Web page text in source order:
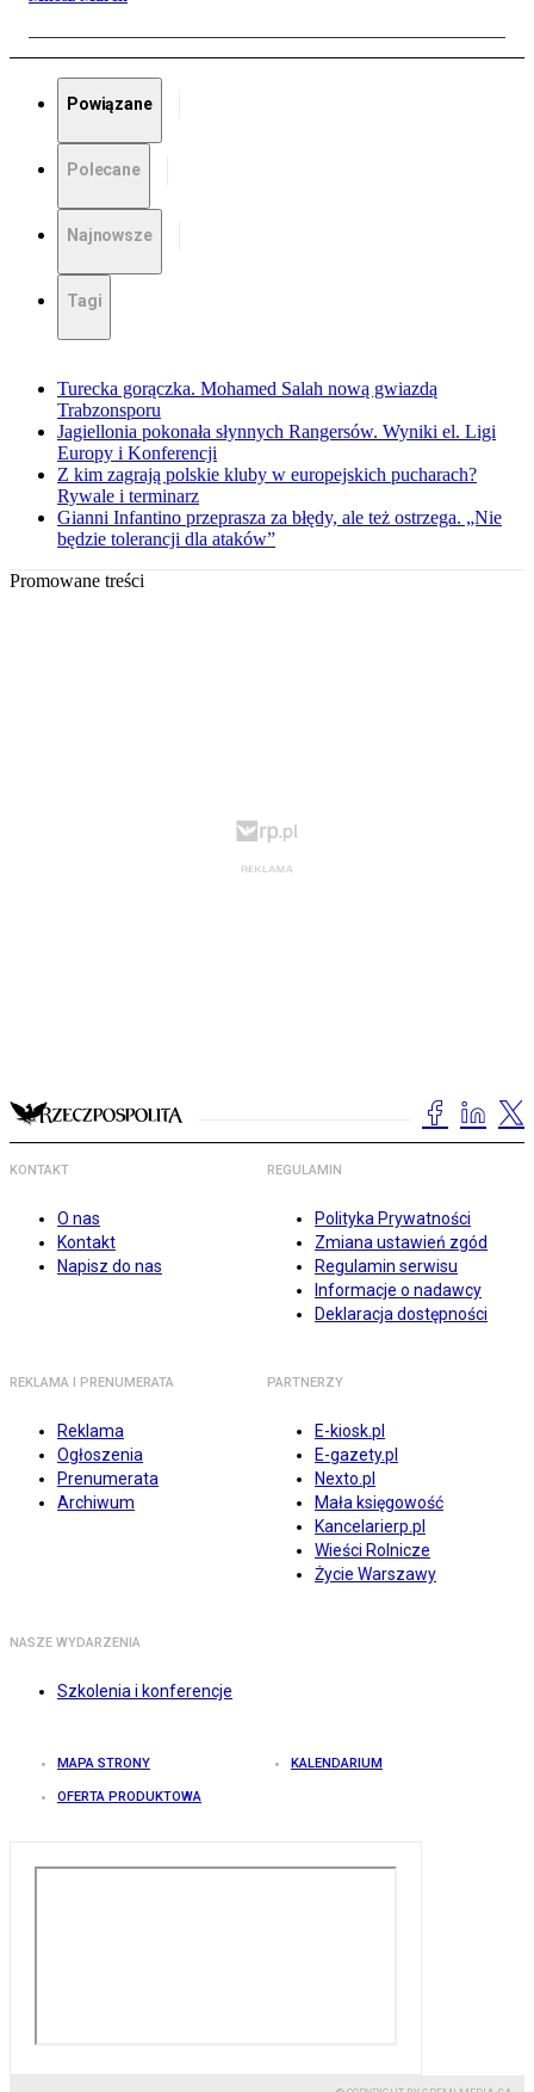
Powiązane
Polecane
Najnowsze
Tagi
Turecka gorączka. Mohamed Salah nową gwiazdą
Trabzonsporu
Jagiellonia pokonała słynnych Rangersów. Wyniki el. Ligi
Europy i Konferencji
Z kim zagrają polskie kluby w europejskich pucharach?
Rywale i terminarz
Gianni Infantino przeprasza za błędy, ale też ostrzega. „Nie
będzie tolerancji dla ataków”
Promowane treści
KONTAKT
O nas
Kontakt
Napisz do nas
REGULAMIN
Polityka Prywatności
Zmiana ustawień zgód
Regulamin serwisu
Informacje o nadawcy
Deklaracja dostępności
REKLAMA I PRENUMERATA
Reklama
Ogłoszenia
Prenumerata
Archiwum
PARTNERZY
E-kiosk.pl
E-gazety.pl
Nexto.pl
Mała księgowość
Kancelarierp.pl
Wieści Rolnicze
Życie Warszawy
NASZE WYDARZENIA
Szkolenia i konferencje
MAPA STRONY KALENDARIUM
OFERTA PRODUKTOWA